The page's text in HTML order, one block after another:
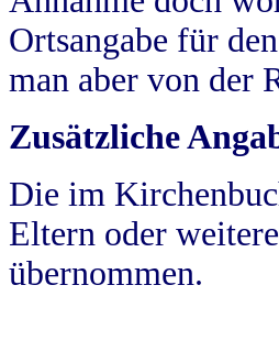
Ortsangabe für
man aber von der
Zusätzliche
Die im
Eltern oder
übernommen.